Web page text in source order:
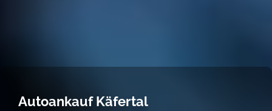
Autoankauf Käfertal